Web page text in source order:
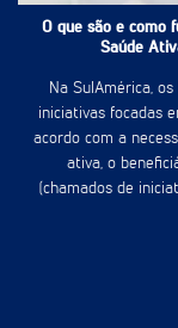
O que são e como
Saúde
Na SulAmérica,
iniciativas focadas
acordo com a
ativa, o
(chamados de